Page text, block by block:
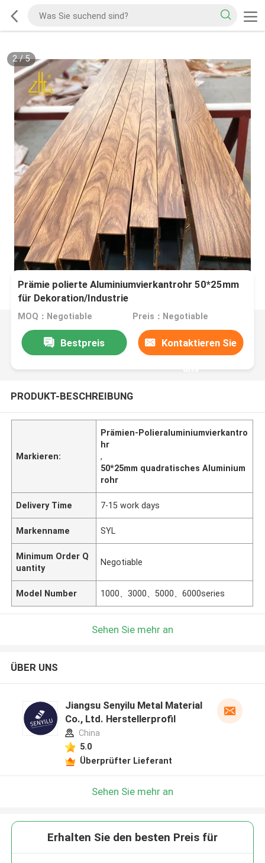
2/5
Prämie polierte Aluminiumvierkantrohr 50*25mm
für Dekoration/Industrie
MOQ：Negotiable Preis：Negotiable
Bestpreis Kontaktieren Sie
uns
PRODUKT-BESCHREIBUNG
Markieren:
Prämien-Polieraluminiumvierkantro
hr
,
50*25mm quadratisches Aluminium
rohr
Delivery Time 7-15 work days
Markenname SYL
Minimum Order Q
uantity
Negotiable
Model Number 1000、3000、5000、6000series
Sehen Sie mehr an
ÜBER UNS
Jiangsu Senyilu Metal Material
Co., Ltd. Herstellerprofil
China
5.0
Überprüfter Lieferant
Sehen Sie mehr an
Erhalten Sie den besten Preis für